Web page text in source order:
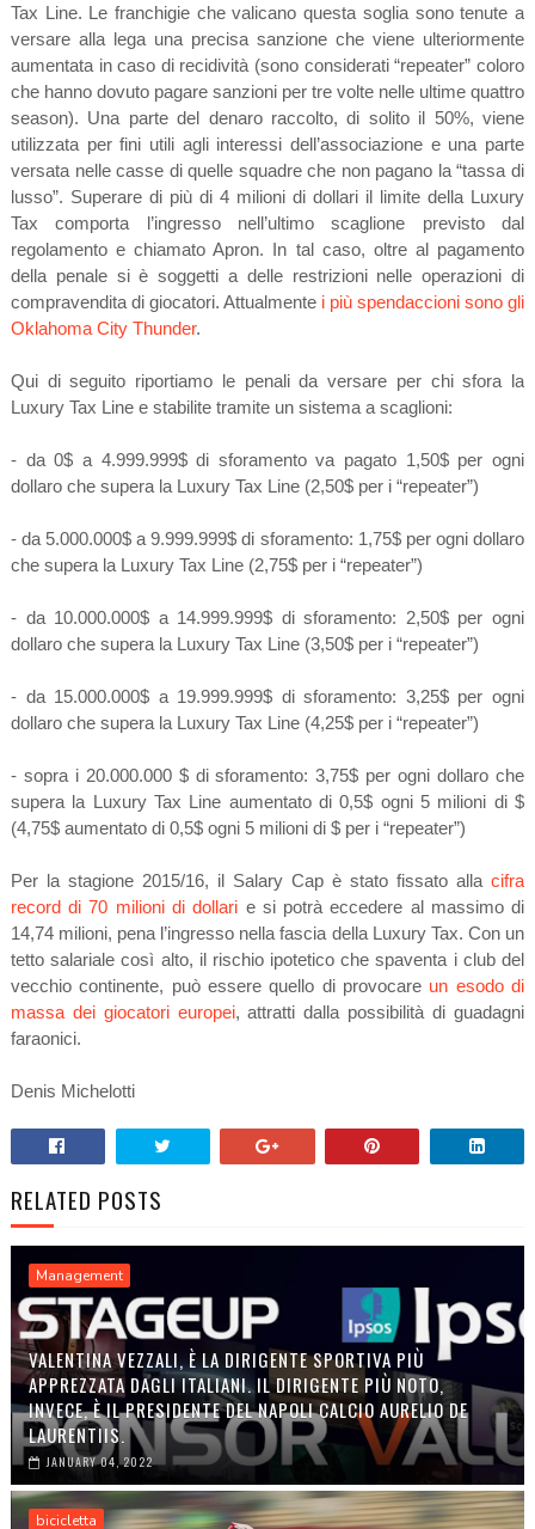
Tax Line. Le franchigie che valicano questa soglia sono tenute a
versare alla lega una precisa sanzione che viene ulteriormente
aumentata in caso di recidività (sono considerati “repeater” coloro
che hanno dovuto pagare sanzioni per tre volte nelle ultime quattro
season). Una parte del denaro raccolto, di solito il 50%, viene
utilizzata per fini utili agli interessi dell’associazione e una parte
versata nelle casse di quelle squadre che non pagano la “tassa di
lusso”. Superare di più di 4 milioni di dollari il limite della Luxury
Tax comporta l’ingresso nell’ultimo scaglione previsto dal
regolamento e chiamato Apron. In tal caso, oltre al pagamento
della penale si è soggetti a delle restrizioni nelle operazioni di
compravendita di giocatori. Attualmente i più spendaccioni sono gli
Oklahoma City Thunder.
Qui di seguito riportiamo le penali da versare per chi sfora la
Luxury Tax Line e stabilite tramite un sistema a scaglioni:
- da 0$ a 4.999.999$ di sforamento va pagato 1,50$ per ogni
dollaro che supera la Luxury Tax Line (2,50$ per i “repeater”)
- da 5.000.000$ a 9.999.999$ di sforamento: 1,75$ per ogni dollaro
che supera la Luxury Tax Line (2,75$ per i “repeater”)
- da 10.000.000$ a 14.999.999$ di sforamento: 2,50$ per ogni
dollaro che supera la Luxury Tax Line (3,50$ per i “repeater”)
- da 15.000.000$ a 19.999.999$ di sforamento: 3,25$ per ogni
dollaro che supera la Luxury Tax Line (4,25$ per i “repeater”)
- sopra i 20.000.000 $ di sforamento: 3,75$ per ogni dollaro che
supera la Luxury Tax Line aumentato di 0,5$ ogni 5 milioni di $
(4,75$ aumentato di 0,5$ ogni 5 milioni di $ per i “repeater”)
Per la stagione 2015/16, il Salary Cap è stato fissato allacifra
record di 70 milioni di dollari e si potrà eccedere al massimo di
14,74 milioni, pena l’ingresso nella fascia della Luxury Tax. Con un
tetto salariale così alto, il rischio ipotetico che spaventa i club del
vecchio continente, può essere quello di provocare un esodo di
massa dei giocatori europei, attratti dalla possibilità di guadagni
faraonici.
Denis Michelotti
RELATED POSTS
Management
VALENTINA VEZZALI, È LA DIRIGENTE SPORTIVA PIÙ
APPREZZATA DAGLI ITALIANI. IL DIRIGENTE PIÙ NOTO,
INVECE, È IL PRESIDENTE DEL NAPOLI CALCIO AURELIO DE
LAURENTIIS.
JANUARY 04, 2022
bicicletta